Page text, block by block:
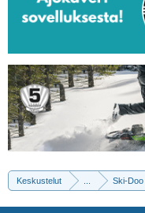
Keskustelut Ski-Doo